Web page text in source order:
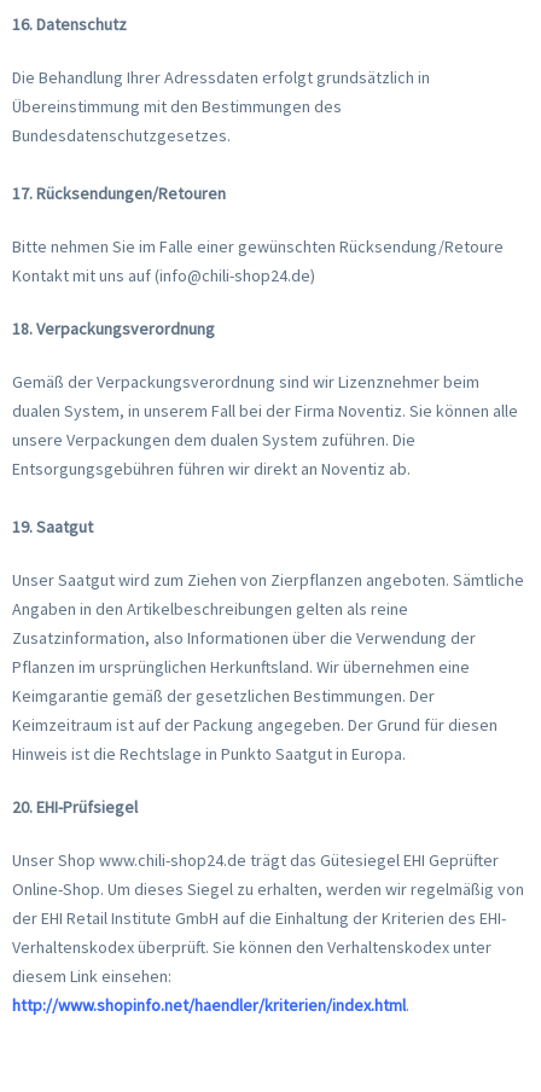
16. Datenschutz
Die Behandlung Ihrer Adressdaten erfolgt grundsätzlich in
Übereinstimmung mit den Bestimmungen des
Bundesdatenschutzgesetzes.
17. Rücksendungen/Retouren
Bitte nehmen Sie im Falle einer gewünschten Rücksendung/Retoure
Kontakt mit uns auf (info@chili-shop24.de)
18. Verpackungsverordnung
Gemäß der Verpackungsverordnung sind wir Lizenznehmer beim
dualen System, in unserem Fall bei der Firma Noventiz. Sie können alle
unsere Verpackungen dem dualen System zuführen. Die
Entsorgungsgebühren führen wir direkt an Noventiz ab.
19. Saatgut
Unser Saatgut wird zum Ziehen von Zierpflanzen angeboten. Sämtliche
Angaben in den Artikelbeschreibungen gelten als reine
Zusatzinformation, also Informationen über die Verwendung der
Pflanzen im ursprünglichen Herkunftsland. Wir übernehmen eine
Keimgarantie gemäß der gesetzlichen Bestimmungen. Der
Keimzeitraum ist auf der Packung angegeben. Der Grund für diesen
Hinweis ist die Rechtslage in Punkto Saatgut in Europa.
20. EHI-Prüfsiegel
Unser Shop www.chili-shop24.de trägt das Gütesiegel EHI Geprüfter
Online-Shop. Um dieses Siegel zu erhalten, werden wir regelmäßig von
der EHI Retail Institute GmbH auf die Einhaltung der Kriterien des EHI-
Verhaltenskodex überprüft. Sie können den Verhaltenskodex unter
diesem Link einsehen:
http://www.shopinfo.net/haendler/kriterien/index.html.